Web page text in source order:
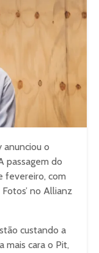
o
passagem do
fevereiro, com
no Allianz
custando a
mais cara o Pit,